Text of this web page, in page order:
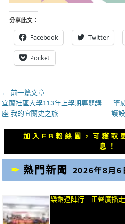
分享此文：
Facebook Twitter
Pocket
文
章
導
覽
← 前一篇文章
上
一
宜蘭社區大學113年上學期專題講
座 我的宜蘭史之旅
下
一
文
章：
擎
護
加入FB粉絲團，可獲取
息！
熱門新聞 2026年8月6
樂齡逗陣行 正聲廣播